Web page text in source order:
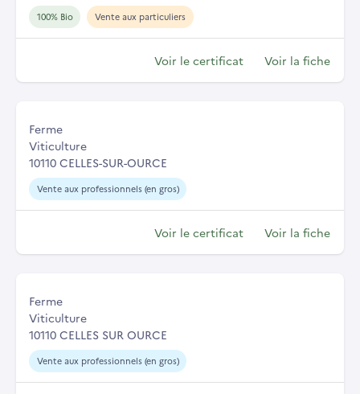
100% Bio Vente aux particuliers
Voir le certificat Voir la fiche
Ferme
Viticulture
10110 CELLES-SUR-OURCE
Vente aux professionnels (en gros)
Voir le certificat Voir la fiche
Ferme
Viticulture
10110 CELLES SUR OURCE
Vente aux professionnels (en gros)